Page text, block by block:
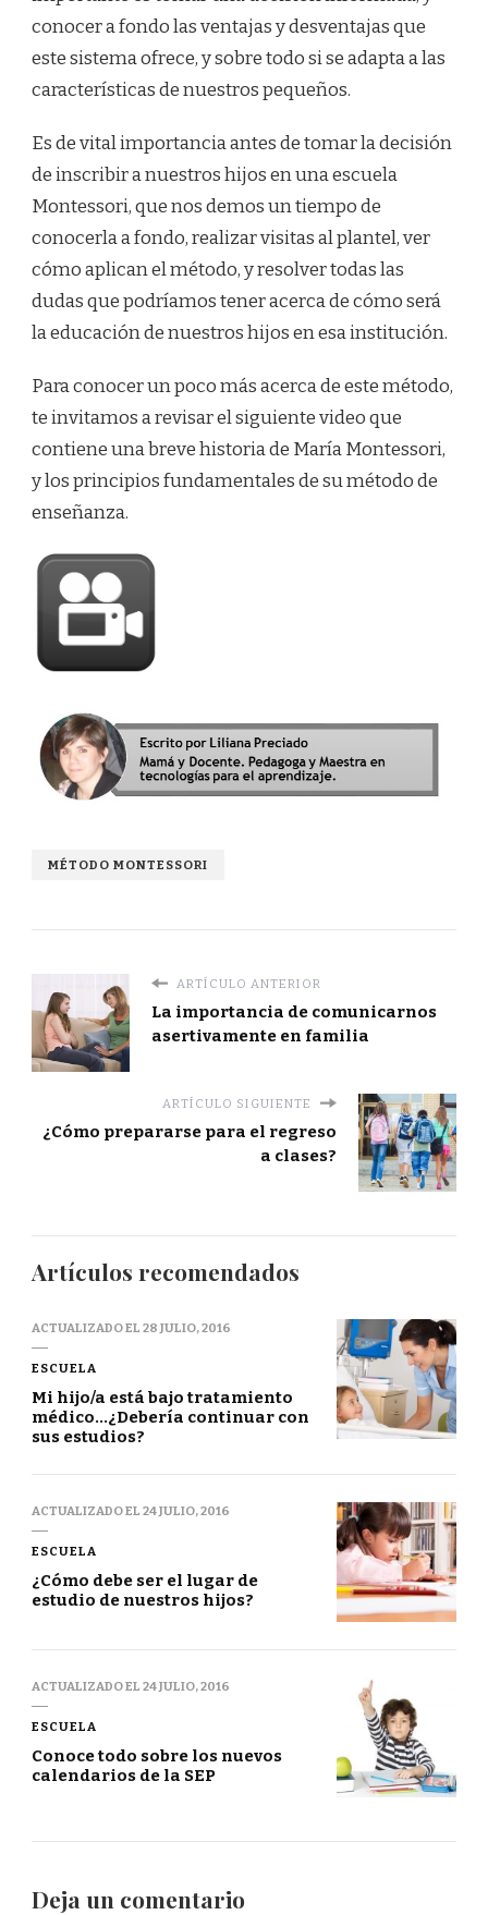
conocer a fondo las ventajas y desventajas que
este sistema ofrece, y sobre todo si se adapta a las
características de nuestros pequeños.
Es de vital importancia antes de tomar la decisión
de inscribir a nuestros hijos en una escuela
Montessori, que nos demos un tiempo de
conocerla a fondo, realizar visitas al plantel, ver
cómo aplican el método, y resolver todas las
dudas que podríamos tener acerca de cómo será
la educación de nuestros hijos en esa institución.
Para conocer un poco más acerca de este método,
te invitamos a revisar el siguiente video que
contiene una breve historia de María Montessori,
y los principios fundamentales de su método de
enseñanza.
MÉTODO MONTESSORI
ARTÍCULO ANTERIOR
La importancia de comunicarnos
asertivamente en familia
ARTÍCULO SIGUIENTE
¿Cómo prepararse para el regreso
a clases?
Artículos recomendados
ACTUALIZADO EL 28 JULIO, 2016
ESCUELA
Mi hijo/a está bajo tratamiento
médico…¿Debería continuar con
sus estudios?
ACTUALIZADO EL 24 JULIO, 2016
ESCUELA
¿Cómo debe ser el lugar de
estudio de nuestros hijos?
ACTUALIZADO EL 24 JULIO, 2016
ESCUELA
Conoce todo sobre los nuevos
calendarios de la SEP
Deja un comentario